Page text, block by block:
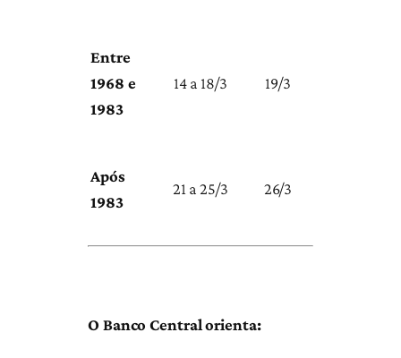
Entre
1968 e
1983
14 a 18/3 19/3
Após
1983
21 a 25/3 26/3
O Banco Central orienta: